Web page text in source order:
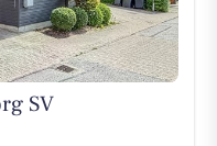
SV